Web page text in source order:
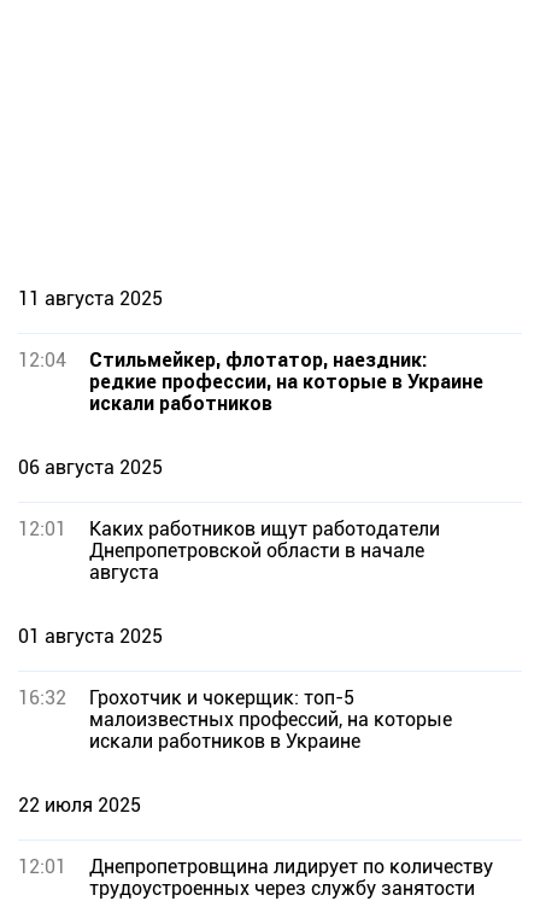
11 августа 2025
12:04
Стильмейкер, флотатор, наездник:
редкие профессии, на которые в Украине
искали работников
06 августа 2025
12:01
Каких работников ищут работодатели
Днепропетровской области в начале
августа
01 августа 2025
16:32
Грохотчик и чокерщик: топ-5
малоизвестных профессий, на которые
искали работников в Украине
22 июля 2025
12:01
Днепропетровщина лидирует по количеству
трудоустроенных через службу занятости